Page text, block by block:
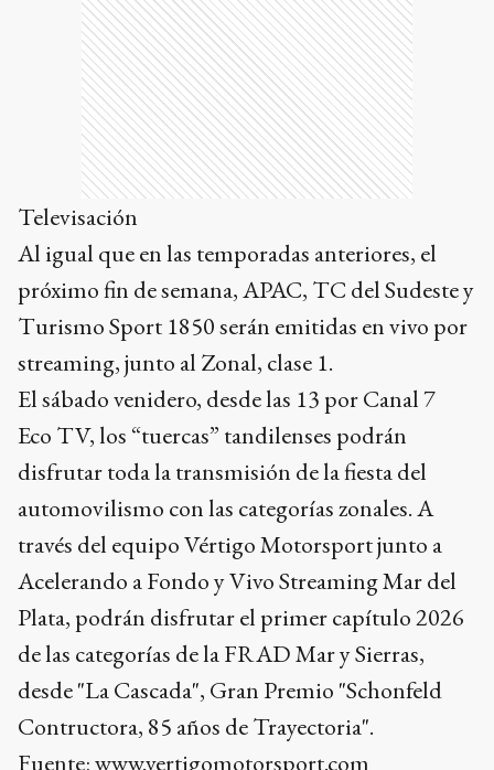
Televisación
Al igual que en las temporadas anteriores, el
próximo fin de semana, APAC, TC del Sudeste y
Turismo Sport 1850 serán emitidas en vivo por
streaming, junto al Zonal, clase 1.
El sábado venidero, desde las 13 por Canal 7
Eco TV, los “tuercas” tandilenses podrán
disfrutar toda la transmisión de la fiesta del
automovilismo con las categorías zonales. A
través del equipo Vértigo Motorsport junto a
Acelerando a Fondo y Vivo Streaming Mar del
Plata, podrán disfrutar el primer capítulo 2026
de las categorías de la FRAD Mar y Sierras,
desde "La Cascada", Gran Premio "Schonfeld
Contructora, 85 años de Trayectoria".
Fuente:www.vertigomotorsport.com